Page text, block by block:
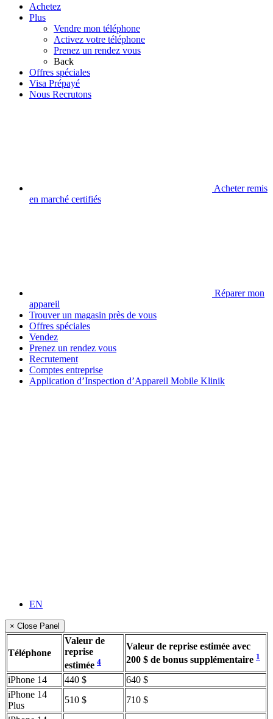
Achetez
Plus
Vendre mon téléphone
Activez votre téléphone
Prenez un rendez vous
Back
Offres spéciales
Visa Prépayé
Nous Recrutons
Acheter remis
en marché certifiés
Réparer mon
appareil
Trouver un magasin près de vous
Offres spéciales
Vendez
Prenez un rendez vous
Recrutement
Comptes entreprise
Application d’Inspection d’Appareil Mobile Klinik
EN
× Close Panel
Téléphone
Valeur de
reprise
estimée 4
Valeur de reprise estimée avec
200 $ de bonus supplémentaire 1
iPhone 14 440 $
640 $
iPhone 14
Plus
510 $
710 $